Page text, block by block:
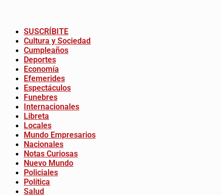
SUSCRÍBITE
Cultura y Sociedad
Cumpleaños
Deportes
Economía
Efemerides
Espectáculos
Funebres
Internacionales
Libreta
Locales
Mundo Empresarios
Nacionales
Notas Curiosas
Nuevo Mundo
Policiales
Política
Salud